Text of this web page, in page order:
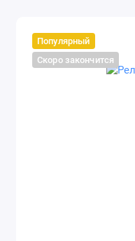
Популярный
Скоро закончится